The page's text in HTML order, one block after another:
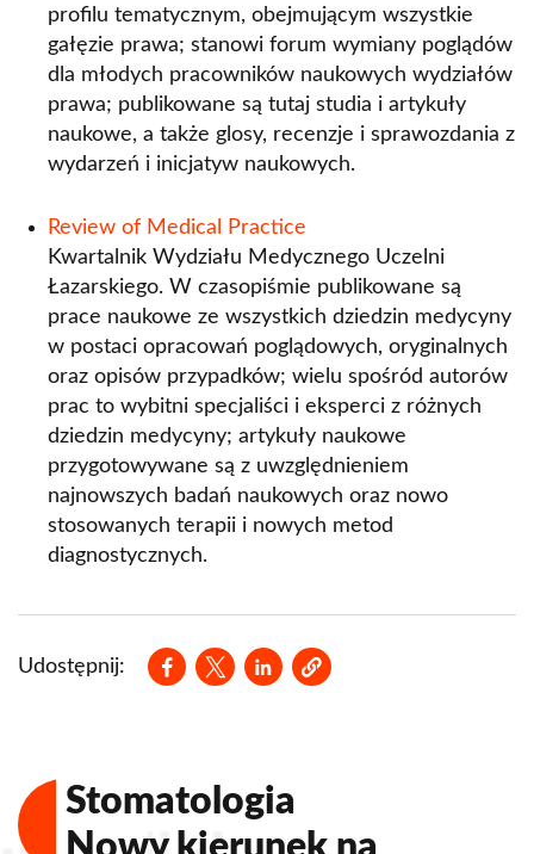
profilu tematycznym, obejmującym wszystkie
gałęzie prawa; stanowi forum wymiany poglądów
dla młodych pracowników naukowych wydziałów
prawa; publikowane są tutaj studia i artykuły
naukowe, a także glosy, recenzje i sprawozdania z
wydarzeń i inicjatyw naukowych.
Review of Medical Practice
Kwartalnik Wydziału Medycznego Uczelni
Łazarskiego. W czasopiśmie publikowane są
prace naukowe ze wszystkich dziedzin medycyny
w postaci opracowań poglądowych, oryginalnych
oraz opisów przypadków; wielu spośród autorów
prac to wybitni specjaliści i eksperci z różnych
dziedzin medycyny; artykuły naukowe
przygotowywane są z uwzględnieniem
najnowszych badań naukowych oraz nowo
stosowanych terapii i nowych metod
diagnostycznych.
Udostępnij:
Opens in a new window
Opens in a new window
Opens in a new window
Stomatologia